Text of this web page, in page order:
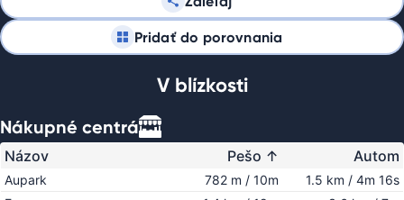
Pridať do porovnania
V blízkosti
Nákupné centrá
Názov Pešo ↑ Autom
Aupark 782 m / 10m
1.5 km / 4m 16s